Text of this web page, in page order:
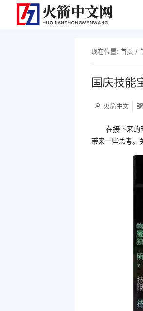
现在位置: 首页 /
国庆技能
火箭中文
在接下来的
带来一些思考。